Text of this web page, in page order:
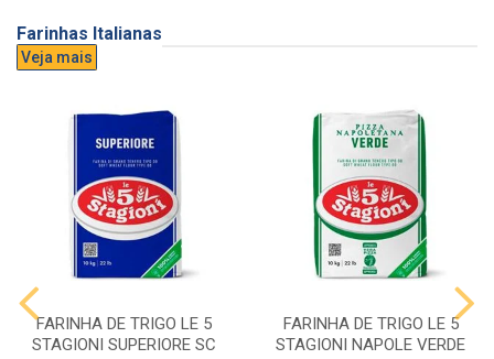
Farinhas Italianas
Veja mais
FARINHA DE TRIGO LE 5
STAGIONI SUPERIORE SC
FARINHA DE TRIGO LE 5
STAGIONI NAPOLE VERDE